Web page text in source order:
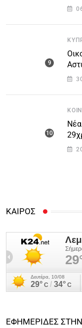
και
ΚΑΙΡΟΣ
ΕΦΗΜΕΡΙΔΕΣ